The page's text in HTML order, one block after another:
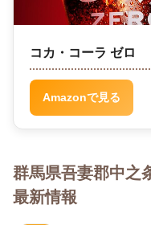
コカ・コーラ ゼロ
Amazonで見る
群馬県吾妻郡中之
最新情報